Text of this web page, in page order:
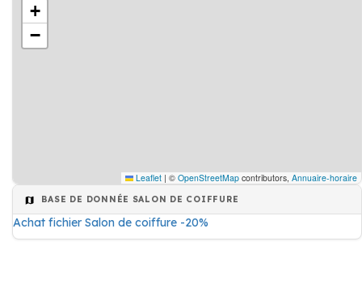
+
−
Leaflet | © OpenStreetMap contributors, Annuaire-horaire
BASE DE DONNÉE SALON DE COIFFURE
Achat fichier Salon de coiffure -20%